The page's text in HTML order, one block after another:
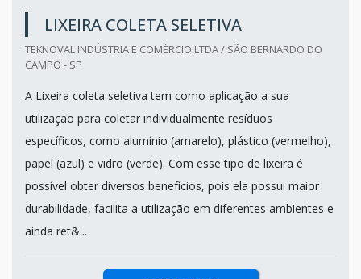
LIXEIRA COLETA SELETIVA
TEKNOVAL INDÚSTRIA E COMÉRCIO LTDA / SÃO BERNARDO DO
CAMPO - SP
A Lixeira coleta seletiva tem como aplicação a sua
utilização para coletar individualmente resíduos
específicos, como alumínio (amarelo), plástico (vermelho),
papel (azul) e vidro (verde). Com esse tipo de lixeira é
possível obter diversos benefícios, pois ela possui maior
durabilidade, facilita a utilização em diferentes ambientes e
ainda ret&...